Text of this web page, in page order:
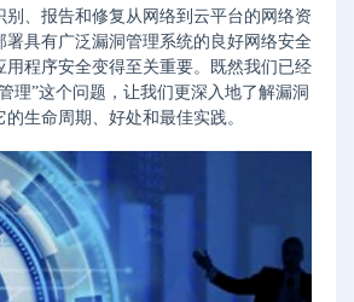
别、报告和修复从网络到云平台的网络资
署具有广泛漏洞管理系统的良好网络安全
用程序安全变得至关重要。既然我们已经
理”这个问题，让我们更深入地了解漏洞
生命周期、好处和最佳实践。